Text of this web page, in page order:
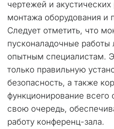
чертежей и акустических
монтажа оборудования и
Следует отметить, что
пусконаладочные
опытным специалистам.
только правильную
безопасность, а также
функционирование всего
свою очередь,
работу конференц-зала.